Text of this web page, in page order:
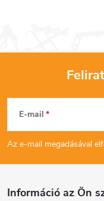
L
á
b
E-mail
Az e-mail megadásával
Információ az Ön